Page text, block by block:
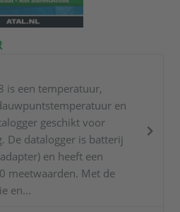
is een temperatuur,
en
geschikt voor
De datalogger is batterij
en heeft een
meetwaarden. Met de
en...